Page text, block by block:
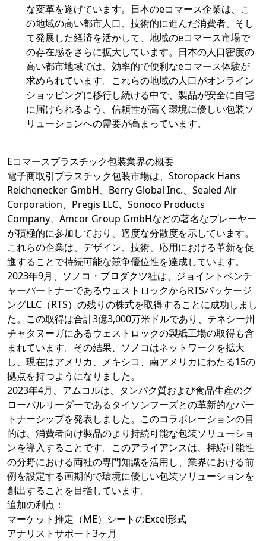
な変革を遂げています。日本のeコマース企業は、こ
の地域の高い都市人口、技術的に進んだ消費者、そし
て発展した経済を活かして、地域のeコマース市場で
の存在感をさらに拡大しています。日本の人口密度の
高い都市地域では、効率的で便利なeコマース体験が
求められています。これらの地域の人口がオンライン
ショッピングに移行し続ける中で、製品が安全に自宅
に届けられるよう、信頼性が高く環境に優しい包装ソ
リューションへの需要が高まっています。
Eコマースプラスチック包装業界の概要
電子商取引プラスチック包装市場は、Storopack Hans
Reichenecker GmbH、Berry Global Inc.、Sealed Air
Corporation、Pregis LLC、Sonoco Products
Company、Amcor Group GmbHなどの著名なプレーヤー
が積極的に参加しており、適度な分散度を示しています。
これらの企業は、デザイン、技術、応用における革新を促
進することで持続可能な競争優位性を達成しています。
2023年9月、ソノコ・プロダクツ社は、ジョイントベンチ
ャーパートナーであるウェストロックからRTSパッケージ
ングLLC（RTS）の残りの株式を取得することに成功しまし
た。この取得は合計3億3,000万米ドルであり、テネシー州
チャタヌーガにあるウェストロックの製紙工場の取得も含
まれています。その結果、ソノコはネットワークを拡大
し、現在はアメリカ、メキシコ、南アメリカにわたる15の
拠点を持つようになりました。
2023年4月、アムコルは、タンパク質および食品生産のグ
ローバルリーダーであるタイソンフーズとの革新的なパー
トナーシップを発表しました。このコラボレーションの目
的は、消費者向け製品のより持続可能な包装ソリューショ
ンを導入することです。このアライアンスは、持続可能性
の分野における両社の専門知識を活用し、業界における前
例を設定する画期的で環境に優しい包装ソリューションを
創出することを目指しています。
追加の利点：
マーケット推定（ME）シートのExcel形式
アナリストサポート3ヶ月